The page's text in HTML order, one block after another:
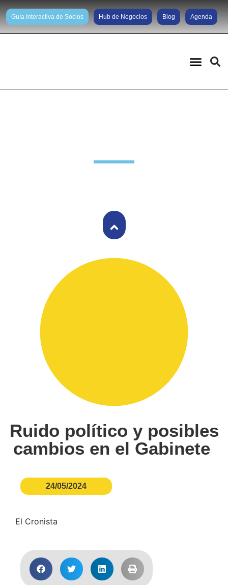
Guía Interactiva de Socios Hub de Negocios Blog Agenda
Ruido político y posibles
cambios en el Gabinete
24/05/2024
El Cronista